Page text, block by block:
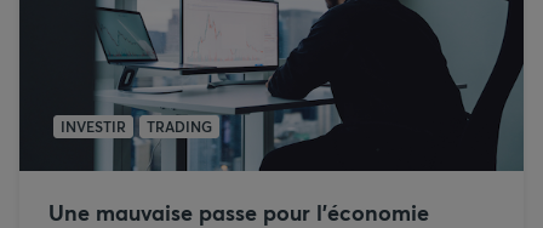
INVESTIR TRADING
Une mauvaise passe pour l’économie